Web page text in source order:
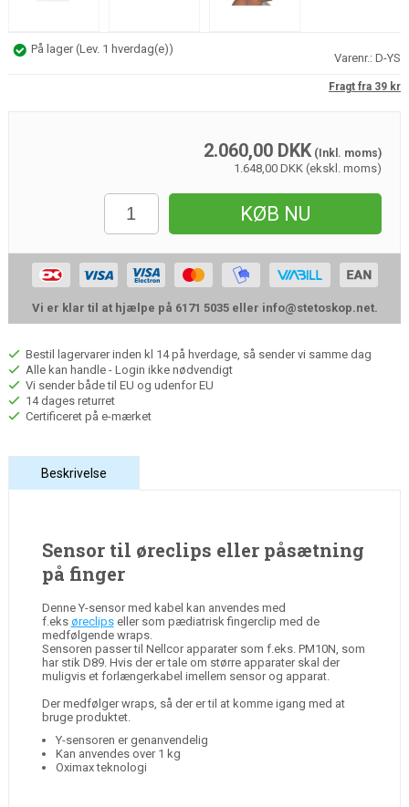
På lager(Lev. 1 hverdag(e))
Varenr.:D-YS
Fragt fra 39 kr
2.060,00 DKK(Inkl. moms)
1.648,00 DKK (ekskl. moms)
KØB NU
Vi er klar til at hjælpe på 6171 5035 eller info@stetoskop.net.
Bestil lagervarer inden kl 14 på hverdage, så sender vi samme dag
Alle kan handle - Login ikke nødvendigt
Vi sender både til EU og udenfor EU
14 dages returret
Certificeret på e-mærket
Beskrivelse
Sensor til øreclips eller påsætning
på finger
Denne Y-sensor med kabel kan anvendes med
f.eks øreclipseller som pædiatrisk fingerclip med de
medfølgende wraps.
Sensoren passer til Nellcor apparater som f.eks. PM10N, som
har stik D89. Hvis der er tale om større apparater skal der
muligvis et forlængerkabel imellem sensor og apparat.
Der medfølger wraps, så der er til at komme igang med at
bruge produktet.
Y-sensoren er genanvendelig
Kan anvendes over 1 kg
Oximax teknologi